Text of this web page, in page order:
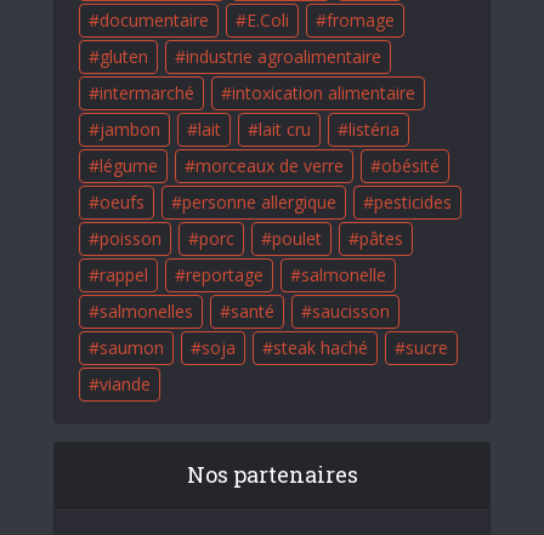
documentaire
E.Coli
fromage
gluten
industrie agroalimentaire
intermarché
intoxication alimentaire
jambon
lait lait cru
listéria
légume
morceaux de verre
obésité
oeufs
personne allergique
pesticides
poisson
porc poulet
pâtes
rappel
reportage
salmonelle
salmonelles
santé
saucisson
saumon
soja steak haché
sucre
viande
Nos partenaires